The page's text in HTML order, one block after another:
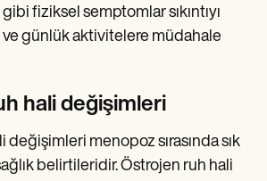
fiziksel semptomlar sıkıntıyı
ve günlük aktivitelere müdahale
hali değişimleri
değişimleri menopoz sırasında sık
belirtileridir. Östrojen ruh hali